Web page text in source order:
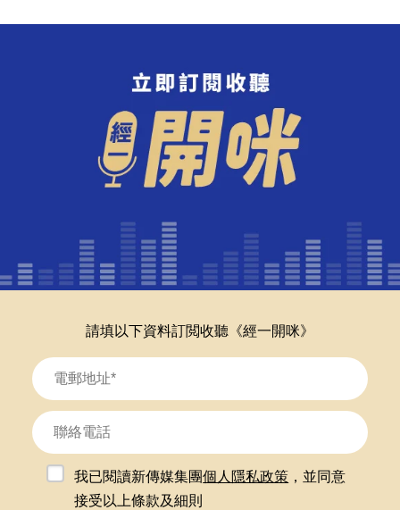
請填以下資料訂閲收聽《經一開咪》
我已閱讀新傳媒集團個人隱私政策 ，並同意
接受以上條款及細則